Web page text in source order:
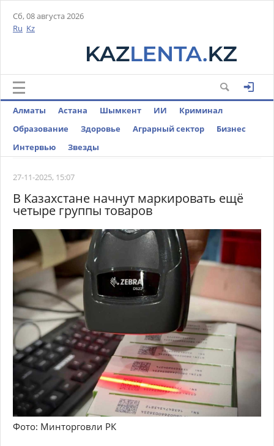
Сб, 08 августа 2026
Ru Kz
Алматы Астана Шымкент ИИ
Криминал
Образование
Здоровье Аграрный сектор
Бизнес
Интервью
Звезды
27-11-2025, 15:07
В Казахстане начнут маркировать ещё
четыре группы товаров
Фото: Минторговли РК